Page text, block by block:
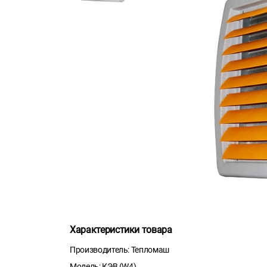
Характеристики товара
Производитель: Тепломаш